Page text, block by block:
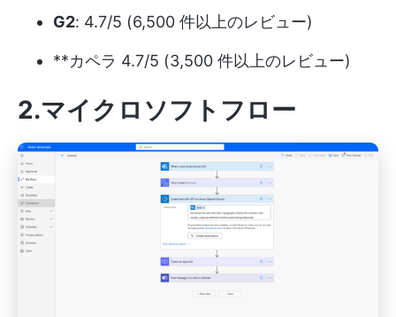
G2: 4.7/5 (6,500 件以上のレビュー)
**カペラ 4.7/5 (3,500 件以上のレビュー)
2.マイクロソフトフロー